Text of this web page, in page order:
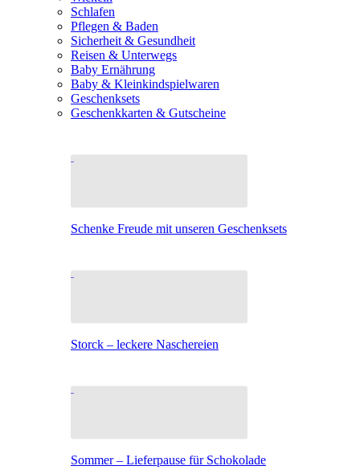
Schlafen
Pflegen & Baden
Sicherheit & Gesundheit
Reisen & Unterwegs
Baby Ernährung
Baby & Kleinkindspielwaren
Geschenksets
Geschenkkarten & Gutscheine
Schenke Freude mit unseren Geschenksets
Storck – leckere Naschereien
Sommer – Lieferpause für Schokolade